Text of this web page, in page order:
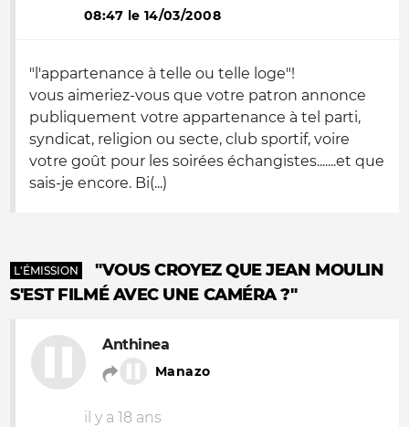
08:47 le 14/03/2008
"l'appartenance à telle ou telle loge"!
vous aimeriez-vous que votre patron annonce
publiquement votre appartenance à tel parti,
syndicat, religion ou secte, club sportif, voire
votre goût pour les soirées échangistes.......et que
sais-je encore. Bi(...)
L'ÉMISSION
"VOUS CROYEZ QUE JEAN MOULIN
S'EST FILMÉ AVEC UNE CAMÉRA ?"
Anthinea
Manazo
il y a 18 ans